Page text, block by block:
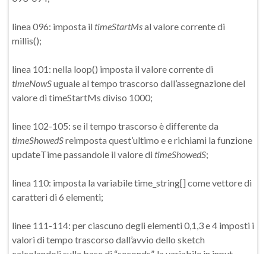
linea 096: imposta il timeStartMsal valore corrente di
millis();
linea 101: nella loop() imposta il valore corrente di
timeNowSuguale al tempo trascorso dall’assegnazione del
valore di timeStartMs diviso 1000;
linee 102-105: se il tempo trascorso è differente da
timeShowedSreimposta quest’ultimo e e richiami la funzione
updateTime passandole il valore di timeShowedS;
linea 110: imposta la variabile time_string[] come vettore di
caratteri di 6 elementi;
linee 111-114: per ciascuno degli elementi 0,1,3 e 4 imposti i
valori di tempo trascorso dall’avvio dello sketch